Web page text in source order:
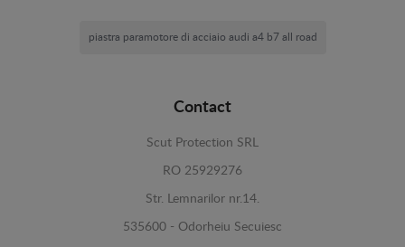
piastra paramotore di acciaio audi a4 b7 all road
Contact
Scut Protection SRL
RO 25929276
Str. Lemnarilor nr.14.
535600 - Odorheiu Secuiesc